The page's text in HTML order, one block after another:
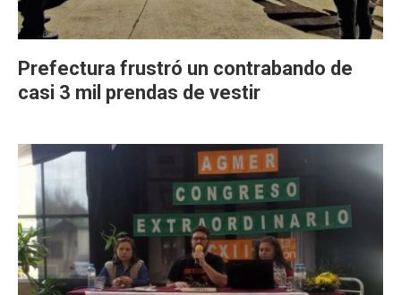
Prefectura frustró un contrabando de
casi 3 mil prendas de vestir